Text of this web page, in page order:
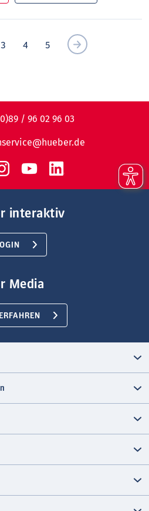
3 4 5
/ 96 02 96 03
interaktiv
Media